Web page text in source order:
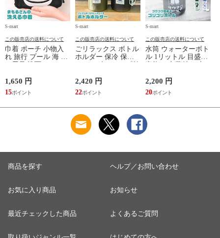
S-mart
この販売店の送料について
巾着 ポーチ 小物入
れ 旅行 プール 海 バ
ス用品 洗面セット
サウナ ごリラックス
まもるさんの洗える
巾着 ブラック 黒
1,650 円
15
S-mart
この販売店の送料について
ごリラックス ボトル
ホルダー 保冷 保温
ショルダー ループ付
補給 マイボトル サ
ウナ 温泉 水筒 カバ
ー トトノイモード
2,420 円
22
S-mart
この販売店の送料について
水筒 ウォーターボト
ル 1リットル 目盛り
直飲み 中蓋付き 大
マイボトル 動物 ア
ニマル ゴリラ ごリ
ラックス ゴリゴリボ
2,200 円
20
商品を探す
お気に入り商品
最近チェックした商品
ヘルプ／お問い合わせ
お知らせ
よくあるご質問